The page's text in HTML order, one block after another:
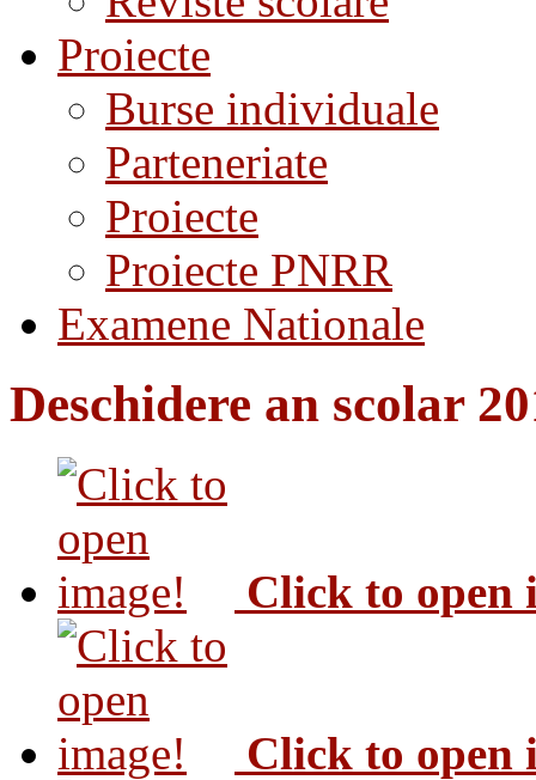
Proiecte
Burse individuale
Parteneriate
Proiecte
Proiecte PNRR
Examene Nationale
Deschidere an scolar
Click to open
Click to open